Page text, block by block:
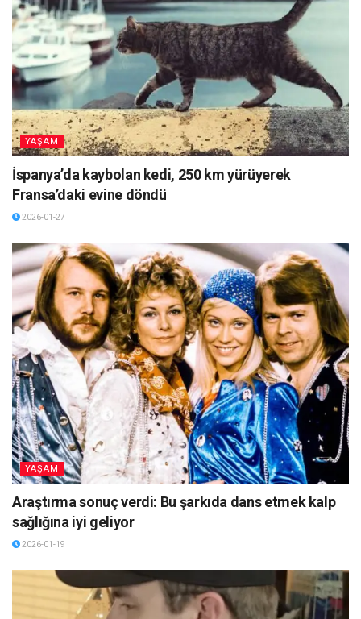
YAŞAM
İspanya’da kaybolan kedi, 250 km yürüyerek
Fransa’daki evine döndü
2026-01-27
YAŞAM
Araştırma sonuç verdi: Bu şarkıda dans etmek kalp
sağlığına iyi geliyor
2026-01-19